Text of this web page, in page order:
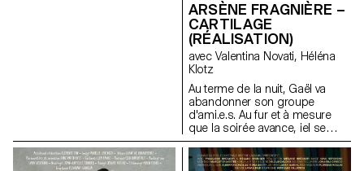
ARSÈNE FRAGNIÈRE –
CARTILAGE
(RÉALISATION)
avec Valentina Novati, Héléna
Klotz
Au terme de la nuit, Gaël va
abandonner son groupe
d'ami.e.s. Au fur et à mesure
que la soirée avance, iel se
rend pourtant compte que
quelques chose cloche.